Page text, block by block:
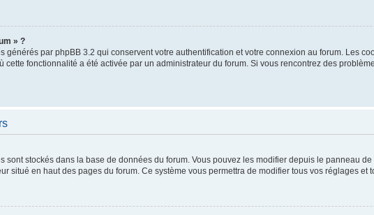
» ?
générés par phpBB 3.2 qui conservent votre authentification et votre connexion au forum. Les
cette fonctionnalité a été activée par un administrateur du forum. Si vous rencontrez des
sont stockés dans la base de données du forum. Vous pouvez les modifier depuis le panneau
situé en haut des pages du forum. Ce système vous permettra de modifier tous vos réglages et